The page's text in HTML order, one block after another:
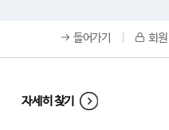
들어가기 회원
자세히 찾기